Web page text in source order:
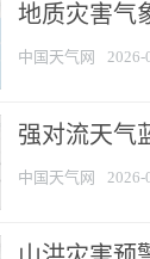
地质灾害气
中国天气网 2026-
强对流天气
中国天气网 2026-